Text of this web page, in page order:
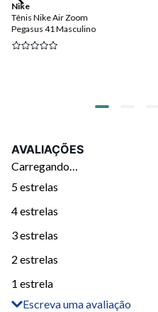
Nike
Tênis Nike Air Zoom
Pegasus 41 Masculino
AVALIAÇÕES
Carregando…
5 estrelas
4 estrelas
3 estrelas
2 estrelas
1 estrela
Escreva uma avaliação